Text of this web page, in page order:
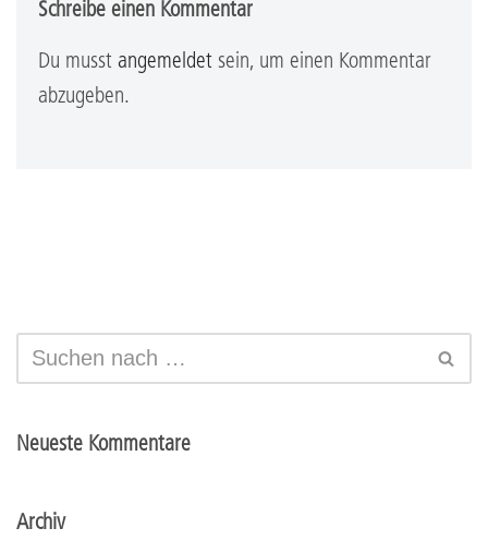
Schreibe einen Kommentar
Du musst angemeldet sein, um einen Kommentar
abzugeben.
Neueste Kommentare
Archiv